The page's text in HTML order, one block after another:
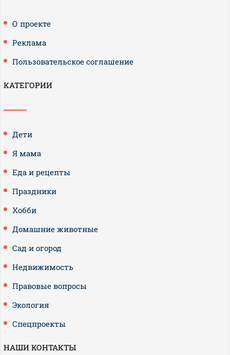
О проекте
Реклама
Пользовательское соглашение
КАТЕГОРИИ
Дети
Я мама
Еда и рецепты
Праздники
Хобби
Домашние животные
Сад и огород
Недвижимость
Правовые вопросы
Экология
Спецпроекты
НАШИ КОНТАКТЫ